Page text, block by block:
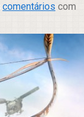
comentários com